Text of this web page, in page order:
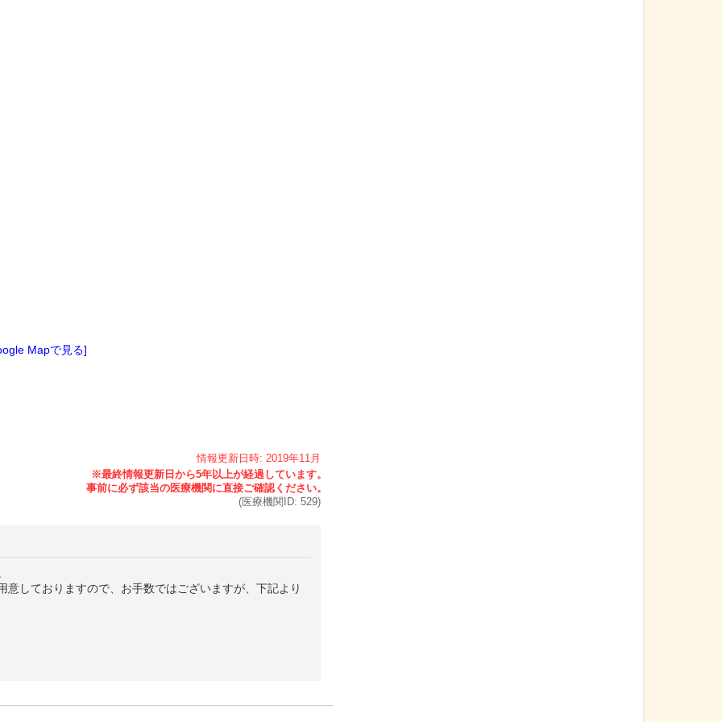
Mapで見る]
情報更新日時: 2019年11月
(医療機関ID: 529)
しておりますので、お手数ではございますが、下記より